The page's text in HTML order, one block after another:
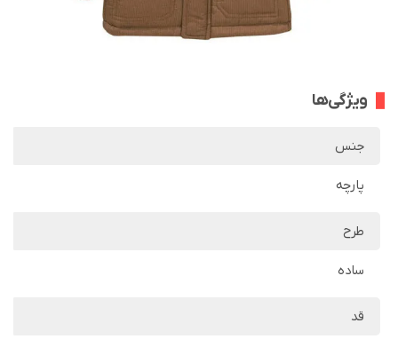
ویژگی‌ها
جنس
پارچه
طرح
ساده
قد